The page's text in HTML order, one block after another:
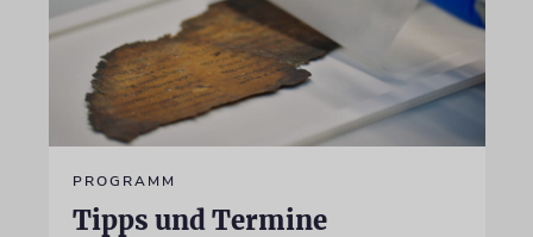
PROGRAMM
Tipps und Termine